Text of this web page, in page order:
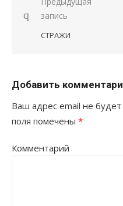
Навигация
запись
СТРАЖИ
Добавить
Ваш адрес email не будет
поля помечены *
Комментарий